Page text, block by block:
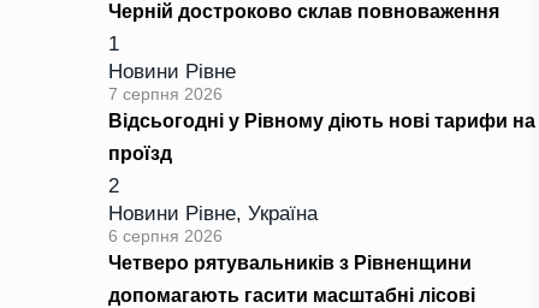
Черній достроково склав повноваження
1
Новини Рівне
7 серпня 2026
Відсьогодні у Рівному діють нові тарифи на
проїзд
2
Новини Рівне, Україна
6 серпня 2026
Четверо рятувальників з Рівненщини
допомагають гасити масштабні лісові